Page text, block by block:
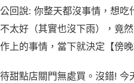
回說: 你整天都沒事情，想
太好（其實也沒下雨），竟
上的事情，當下就決定【傍
甜點店關門無處買。沒錯!